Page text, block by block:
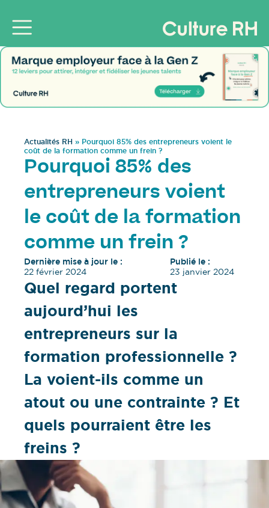
Actualités RH » Pourquoi 85% des entrepreneurs voient le
coût de la formation comme un frein ?
Pourquoi 85% des
entrepreneurs voient
le coût de la formation
comme un frein ?
Dernière mise à jour le :
22 février 2024
Publié le :
23 janvier 2024
Quel regard portent
aujourd’hui les
entrepreneurs sur la
formation professionnelle ?
La voient-ils comme un
atout ou une contrainte ? Et
quels pourraient être les
freins ?